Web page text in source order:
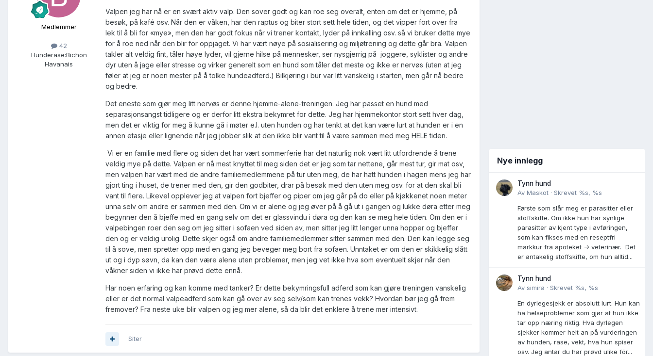
Medlemmer
42
Hunderase:Bichon
Havanais
Valpen jeg har nå er en svært aktiv valp. Den sover godt og kan roe seg overalt, enten om det er hjemme, på
besøk, på kafé osv. Når den er våken, har den raptus og biter stort sett hele tiden, og det vipper fort over fra
lek til å bli for «mye», men den har godt fokus når vi trener kontakt, lyder på innkalling osv. så vi bruker dette mye
for å roe ned når den blir for oppjaget. Vi har vært nøye på sosialisering og miljøtrening og dette går bra. Valpen
takler alt veldig fint, tåler høye lyder, vil gjerne hilse på mennesker, ser nysgjerrig på joggere, syklister og andre
dyr uten å jage eller stresse og virker generelt som en hund som tåler det meste og ikke er nervøs (uten at jeg
føler at jeg er noen mester på å tolke hundeadferd.) Bilkjøring i bur var litt vanskelig i starten, men går nå bedre
og bedre.
Det eneste som gjør meg litt nervøs er denne hjemme-alene-treningen. Jeg har passet en hund med
separasjonsangst tidligere og er derfor litt ekstra bekymret for dette. Jeg har hjemmekontor stort sett hver dag,
men det er viktig for meg å kunne gå i møter e.l. uten hunden og har tenkt at det kan være lurt at hunden er i en
annen etasje eller lignende når jeg jobber slik at den ikke blir vant til å være sammen med meg HELE tiden.
Vi er en familie med flere og siden det har vært sommerferie har det naturlig nok vært litt utfordrende å trene
veldig mye på dette. Valpen er nå mest knyttet til meg siden det er jeg som tar nettene, går mest tur, gir mat osv,
men valpen har vært med de andre familiemedlemmene på tur uten meg, de har hatt hunden i hagen mens jeg har
gjort ting i huset, de trener med den, gir den godbiter, drar på besøk med den uten meg osv. for at den skal bli
vant til flere. Likevel opplever jeg at valpen fort bjeffer og piper om jeg går på do eller på kjøkkenet noen meter
unna selv om andre er sammen med den. Om vi er alene og jeg øver på å gå ut i gangen og lukke døra etter meg
begynner den å bjeffe med en gang selv om det er glassvindu i døra og den kan se meg hele tiden. Om den er i
valpebingen roer den seg om jeg sitter i sofaen ved siden av, men sitter jeg litt lenger unna hopper og bjeffer
den og er veldig urolig. Dette skjer også om andre familiemedlemmer sitter sammen med den. Den kan legge seg
til å sove, men spretter opp med en gang jeg beveger meg bort fra sofaen. Unntaket er om den er skikkelig slått
ut og i dyp søvn, da kan den være alene uten problemer, men jeg vet ikke hva som eventuelt skjer når den
våkner siden vi ikke har prøvd dette ennå.
Har noen erfaring og kan komme med tanker? Er dette bekymringsfull adferd som kan gjøre treningen vanskelig
eller er det normal valpeadferd som kan gå over av seg selv/som kan trenes vekk? Hvordan bør jeg gå frem
fremover? Fra neste uke blir valpen og jeg mer alene, så da blir det enklere å trene mer intensivt.
Siter
Nye innlegg
Tynn hund
Av Maskot · Skrevet %s, %s
Første som slår meg er parasitter eller
stoffskifte. Om ikke hun har synlige
parasitter av kjent type i avføringen,
som kan fikses med en reseptfri
markkur fra apoteket -> veterinær. Det
er antakelig stoffskifte, om hun alltid...
Tynn hund
Av simira · Skrevet %s, %s
En dyrlegesjekk er absolutt lurt. Hun kan
ha helseproblemer som gjør at hun ikke
tar opp næring riktig. Hva dyrlegen
sjekker kommer helt an på vurderingen
av hunden, rase, vekt, hva hun spiser
osv. Jeg antar du har prøvd ulike fõr...